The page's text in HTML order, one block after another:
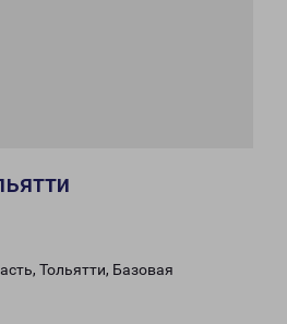
Тольятти, Базовая